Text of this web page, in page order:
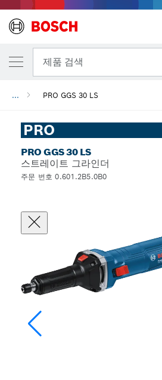
제품 검색
... PRO GGS 30 LS
PRO
PRO GGS 30 LS
스트레이트 그라인더
주문 번호 0.601.2B5.0B0